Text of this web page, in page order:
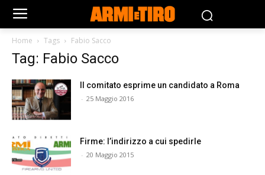
Home Tags Fabio Sacco
Tag: Fabio Sacco
Il comitato esprime un candidato a Roma
- 25 Maggio 2016
Firme: l’indirizzo a cui spedirle
- 20 Maggio 2015